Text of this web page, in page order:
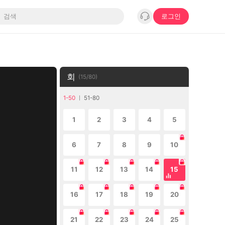
로그인
회 (15/80)
1-50 51-80
1 2 3 4 5
6 7 8 9 10
11 12 13 14 15
16 17 18 19 20
21 22 23 24 25